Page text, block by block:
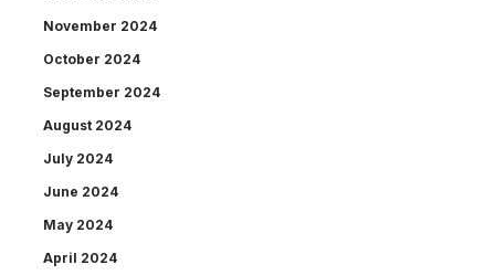
November 2024
October 2024
September 2024
August 2024
July 2024
June 2024
May 2024
April 2024